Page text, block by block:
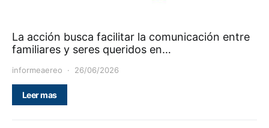
La acción busca facilitar la comunicación entre
familiares y seres queridos en…
informeaereo 26/06/2026
Leer mas